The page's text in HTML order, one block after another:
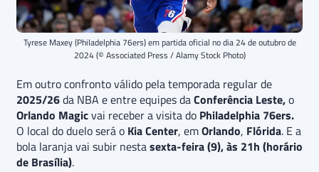
Tyrese Maxey (Philadelphia 76ers) em partida oficial no dia 24 de outubro de
2024 (© Associated Press / Alamy Stock Photo)
Em outro confronto válido pela temporada regular de
2025/26da NBA e entre equipes daConferência Leste,o
Orlando Magicvai receber a visita do Philadelphia 76ers.
O local do duelo será o Kia Center, emOrlando, Flórida. E a
bola laranja vai subir nestasexta-feira (9), às 21h (horário
de Brasília).